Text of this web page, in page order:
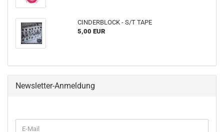
CINDERBLOCK - S/T TAPE
5,00 EUR
Newsletter-Anmeldung
E-